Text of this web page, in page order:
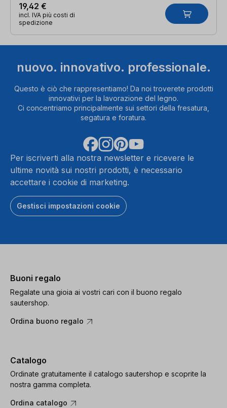
19,42 €
incl. IVA più costi di
spedizione
nuovo. innovativo. professionale.
Questo è ciò che rappresentiamo! Da noi troverete prodotti
innovativi per la lavorazione del legno.
Ci concentriamo principalmente sui settori della fresatura,
segatura e foratura.
Per iscriverti alla nostra newsletter e ricevere le
ultime novità sui nostri prodotti, è necessario
accettare i cookie di marketing.
Gestisci impostazioni cookie
Buoni regalo
Regalate una gioia ai vostri cari con il buono regalo
sautershop.
Ordina buono regalo
Catalogo
Ordinate gratuitamente il catalogo sautershop e scoprite la
nostra gamma completa.
Ordina catalogo